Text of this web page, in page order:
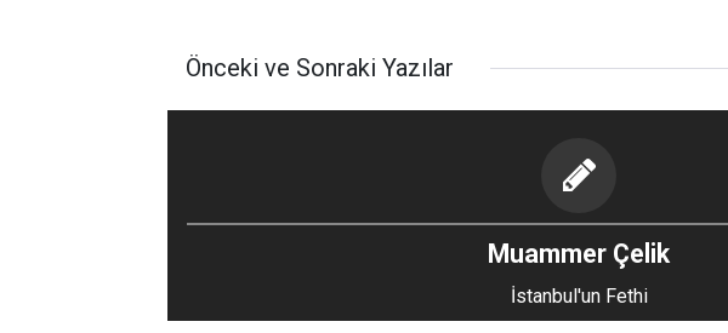
Önceki ve Sonraki Yazılar
Muammer Çelik
İstanbul'un Fethi